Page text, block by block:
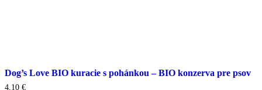
Dog’s Love BIO kuracie s pohánkou – BIO konzerva pre psov
4,10 €